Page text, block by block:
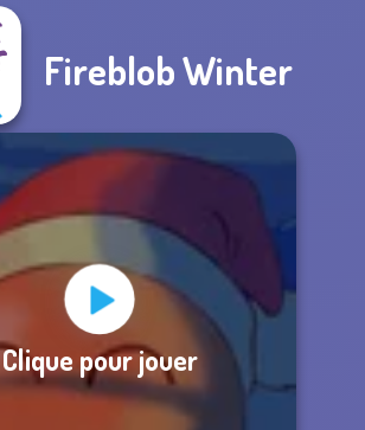
Fireblob Winter
Clique pour jouer